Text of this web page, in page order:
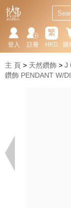
購
繁
HKD
註冊
登入
主 頁 天然鑽飾 J
鑽飾 PENDANT W/